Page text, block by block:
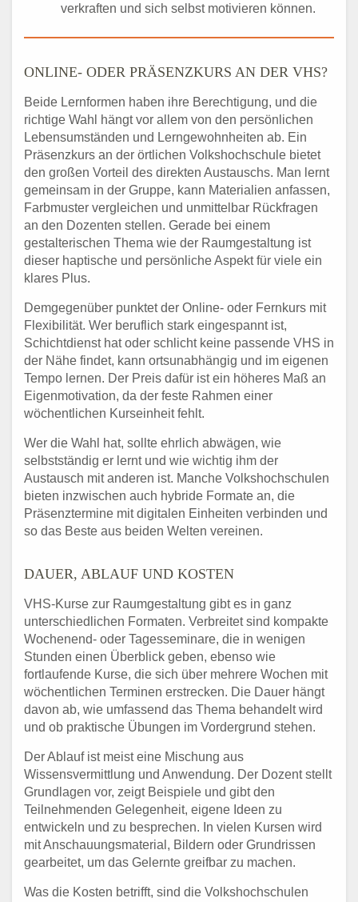
verkraften und sich selbst motivieren können.
ONLINE- ODER PRÄSENZKURS AN DER VHS?
Beide Lernformen haben ihre Berechtigung, und die
richtige Wahl hängt vor allem von den persönlichen
Lebensumständen und Lerngewohnheiten ab. Ein
Präsenzkurs an der örtlichen Volkshochschule bietet
den großen Vorteil des direkten Austauschs. Man lernt
gemeinsam in der Gruppe, kann Materialien anfassen,
Farbmuster vergleichen und unmittelbar Rückfragen
an den Dozenten stellen. Gerade bei einem
gestalterischen Thema wie der Raumgestaltung ist
dieser haptische und persönliche Aspekt für viele ein
klares Plus.
Demgegenüber punktet der Online- oder Fernkurs mit
Flexibilität. Wer beruflich stark eingespannt ist,
Schichtdienst hat oder schlicht keine passende VHS in
der Nähe findet, kann ortsunabhängig und im eigenen
Tempo lernen. Der Preis dafür ist ein höheres Maß an
Eigenmotivation, da der feste Rahmen einer
wöchentlichen Kurseinheit fehlt.
Wer die Wahl hat, sollte ehrlich abwägen, wie
selbstständig er lernt und wie wichtig ihm der
Austausch mit anderen ist. Manche Volkshochschulen
bieten inzwischen auch hybride Formate an, die
Präsenztermine mit digitalen Einheiten verbinden und
so das Beste aus beiden Welten vereinen.
DAUER, ABLAUF UND KOSTEN
VHS-Kurse zur Raumgestaltung gibt es in ganz
unterschiedlichen Formaten. Verbreitet sind kompakte
Wochenend- oder Tagesseminare, die in wenigen
Stunden einen Überblick geben, ebenso wie
fortlaufende Kurse, die sich über mehrere Wochen mit
wöchentlichen Terminen erstrecken. Die Dauer hängt
davon ab, wie umfassend das Thema behandelt wird
und ob praktische Übungen im Vordergrund stehen.
Der Ablauf ist meist eine Mischung aus
Wissensvermittlung und Anwendung. Der Dozent stellt
Grundlagen vor, zeigt Beispiele und gibt den
Teilnehmenden Gelegenheit, eigene Ideen zu
entwickeln und zu besprechen. In vielen Kursen wird
mit Anschauungsmaterial, Bildern oder Grundrissen
gearbeitet, um das Gelernte greifbar zu machen.
Was die Kosten betrifft, sind die Volkshochschulen